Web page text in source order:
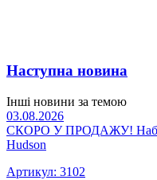
Наступна новина
Інші новини за темою
03.08.2026
СКОРО У ПРОДАЖУ! Набір
Hudson
Артикул: 3102